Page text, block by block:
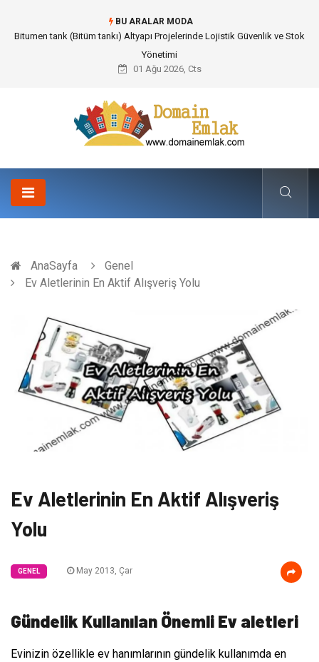
BU ARALAR MODA
Güvenilir Chip Satışı: Kesintisiz Poker Deneyimi İçin Profesyonel Destek
01 Ağu 2026, Cts
AnaSayfa
Genel
Ev Aletlerinin En Aktif Alışveriş Yolu
Ev Aletlerinin En Aktif Alışveriş
Yolu
GENEL May 2013, Çar
Gündelik Kullanılan Önemli Ev aletleri
Evinizin özellikle ev hanımlarının gündelik kullanımda en